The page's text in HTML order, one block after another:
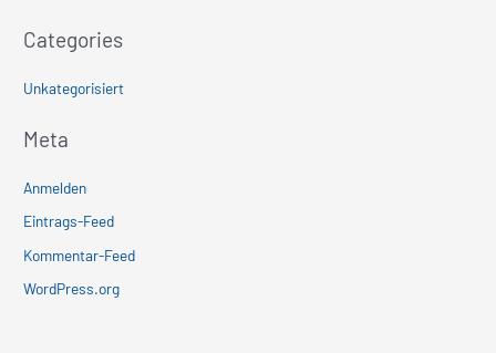
Categories
Unkategorisiert
Meta
Anmelden
Eintrags-Feed
Kommentar-Feed
WordPress.org